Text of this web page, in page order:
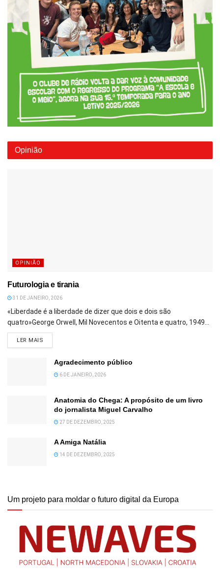
Opinião
OPINIÃO
Futurologia e tirania
31 DE JANEIRO, 2026
«Liberdade é a liberdade de dizer que dois e dois são
quatro»George Orwell, Mil Novecentos e Oitenta e quatro, 1949...
LER MAIS
Agradecimento público
6 DE JANEIRO, 2026
Anatomia do Chega: A propósito de um livro
do jornalista Miguel Carvalho
27 DE DEZEMBRO, 2025
A Amiga Natália
14 DE DEZEMBRO, 2025
Um projeto para moldar o futuro digital da Europa